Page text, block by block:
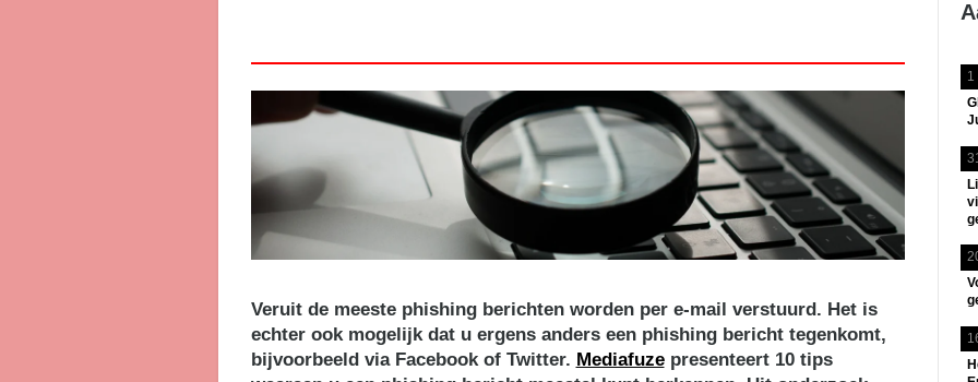
Veruit de meeste phishing berichten worden per e-mail verstuurd. Het is
echter ook mogelijk dat u ergens anders een phishing bericht tegenkomt,
bijvoorbeeld via Facebook of Twitter. Mediafuzepresenteert 10 tips
1